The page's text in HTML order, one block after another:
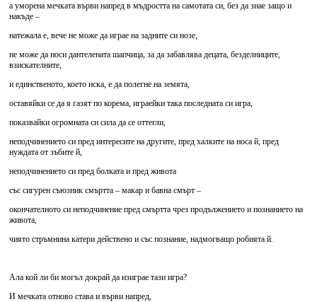
а уморена мечката върви напред в мъдростта на самотата си, без да знае защо и
накъде –
натежала е, вече не може да играе на задните си нозе,
не може да носи дантелената шапчица, за да забавлява децата, безделниците,
взискателните,
и единственото, което иска, е да полегне на земята,
оставяйки се да я газят по корема, играейки така последната си игра,
показвайки огромната си сила да се оттегли,
неподчинението си пред интересите на другите, пред халките на носа й, пред
нуждата от зъбите й,
неподчинението си пред болката и пред живота
със сигурен съюзник смъртта – макар и бавна смърт –
окончателното си неподчинение пред смъртта чрез продължението и познанието на
живота,
чиято стръмнина катери действено и със познание, надмогващо робията й.
Ала кой ли би могъл докрай да изиграе тази игра?
И мечката отново става и върви напред,